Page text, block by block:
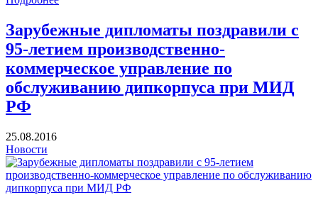
Зарубежные дипломаты поздравили с
95-летием производственно-
коммерческое управление по
обслуживанию дипкорпуса при МИД
РФ
25.08.2016
Новости